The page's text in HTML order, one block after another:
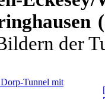
der